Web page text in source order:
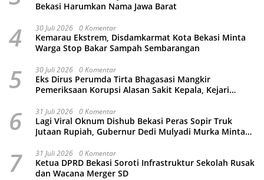
Bekasi Harumkan Nama Jawa Barat
4 30 Juli 2026 0 Komentar
Kemarau Ekstrem, Disdamkarmat Kota Bekasi Minta
Warga Stop Bakar Sampah Sembarangan
5 30 Juli 2026 0 Komentar
Eks Dirus Perumda Tirta Bhagasasi Mangkir
Pemeriksaan Korupsi Alasan Sakit Kepala, Kejari
6 31 Juli 2026 0 Komentar
Lagi Viral Oknum Dishub Bekasi Peras Sopir Truk
Jutaan Rupiah, Gubernur Dedi Mulyadi Murka Minta
7 31 Juli 2026 0 Komentar
Ketua DPRD Bekasi Soroti Infrastruktur Sekolah Rusak
dan Wacana Merger SD